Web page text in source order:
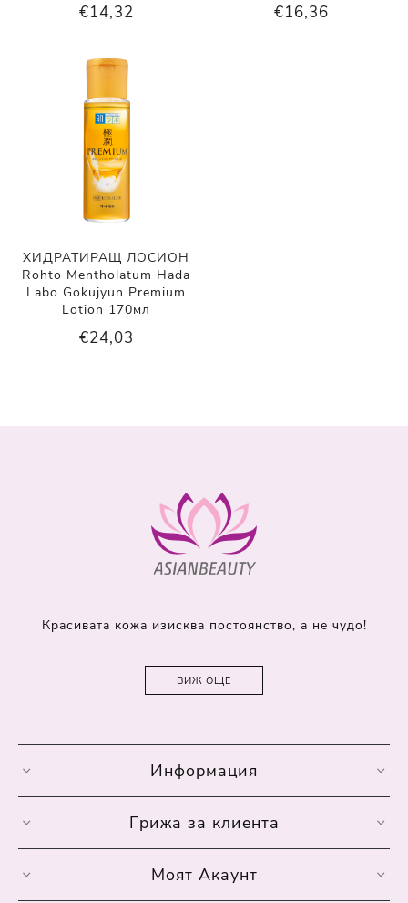
€14,32 €16,36
ХИДРАТИРАЩ ЛОСИОН
Rohto Mentholatum Hada
Labo Gokujyun Premium
Lotion 170мл
€24,03
Красивата кожа изисква постоянство, а не чудо!
ВИЖ ОЩЕ
Информация
Грижа за клиента
Моят Акаунт